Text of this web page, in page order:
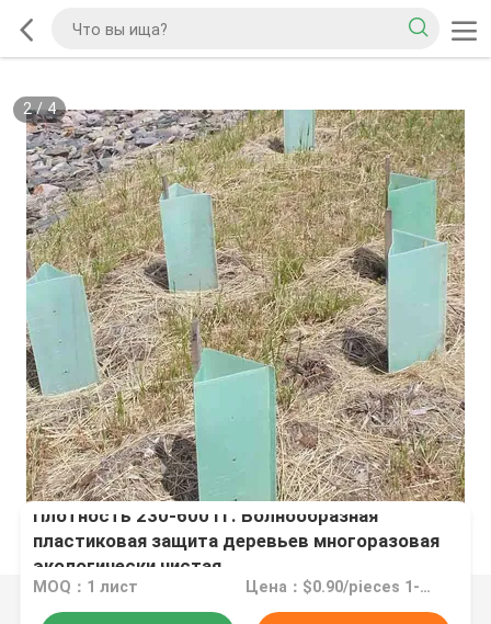
2/4
Плотность 230-600 гг. Волнообразная
пластиковая защита деревьев многоразовая
экологически чистая
MOQ：1 лист Цена：$0.90/pieces 1-4999 pieces